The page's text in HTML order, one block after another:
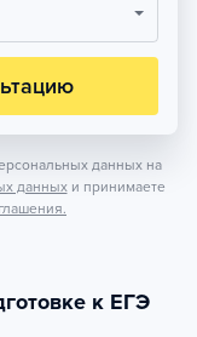
данных на
данных и принимаете
к ЕГЭ